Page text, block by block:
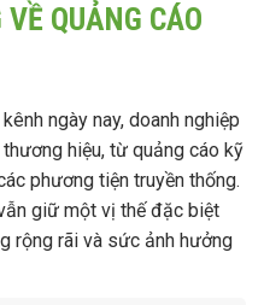
QUẢNG CÁO
ngày nay, doanh nghiệp
hiệu, từ quảng cáo kỹ
phương tiện truyền thống.
giữ một vị thế đặc biệt
rộng rãi và sức ảnh hưởng